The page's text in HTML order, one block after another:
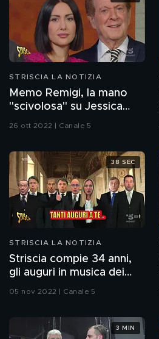
STRISCIA LA NOTIZIA
Memo Remigi, la mano
"scivolosa" su Jessica
Morlacchi
26 ott 2022 | Canale 5
STRISCIA LA NOTIZIA
Striscia compie 34 anni,
gli auguri in musica dei
05 nov 2022 | Canale 5
38 SEC
3 MIN